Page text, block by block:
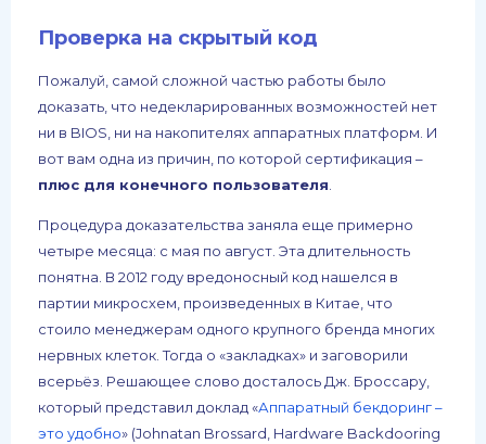
Проверка на скрытый код
Пожалуй, самой сложной частью работы было
доказать, что недекларированных возможностей нет
ни в BIOS, ни на накопителях аппаратных платформ. И
вот вам одна из причин, по которой сертификация –
плюс для конечного пользователя.
Процедура доказательства заняла еще примерно
четыре месяца: с мая по август. Эта длительность
понятна. В 2012 году вредоносный код нашелся в
партии микросхем, произведенных в Китае, что
стоило менеджерам одного крупного бренда многих
нервных клеток. Тогда о «закладках» и заговорили
всерьёз. Решающее слово досталось Дж. Броссару,
который представил доклад «Аппаратный бекдоринг –
это удобно» (Johnatan Brossard, Hardware Backdooring